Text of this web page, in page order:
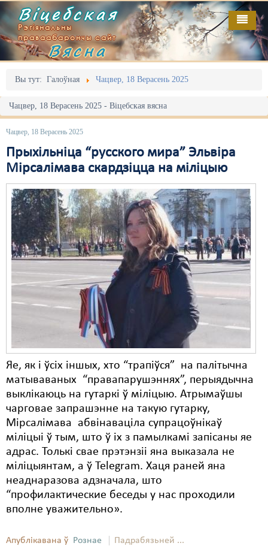
Віцебская
Рэгіянальны
праваабарончы сайт
Вясна
Вы тут: Галоўная Чацвер, 18 Верасень 2025
Чацвер, 18 Верасень 2025 - Віцебская вясна
Чацвер, 18 Верасень 2025
Прыхільніца “русского мира” Эльвіра
Мірсалімава скардзіцца на міліцыю
Яе, як і ўсіх іншых, хто “трапіўся” на палітычна
матываваных “правапарушэннях”, перыядычна
выклікаюць на гутаркі ў міліцыю. Атрымаўшы
чарговае запрашэнне на такую гутарку,
Мірсалімава абвінаваціла супрацоўнікаў
міліцыі ў тым, што ў іх з памылкамі запісаны яе
адрас. Толькі свае прэтэнзіі яна выказала не
міліцыянтам, а ў Telegram. Хаця раней яна
неаднаразова адзначала, што
“профилактические беседы у нас проходили
вполне уважительно».
Апублікавана ў Рознае Падрабязьней ...
Галоўная
Адміністрацыйны перасьлед
Акцыі
Выбары
Грамадзянскія ініцыятывы
Дзяржава
Дыскрымінацыя
Затрыманьні
Культурныя правы
Мігранты
Мірныя сходы
Палітвязьні
Праваабаронцы
Правы дзіцяці
Пэнітэнцыярная сыстэма
Распальваньне варожасьці
Выданьні
Відэа
Пра нас
RSS